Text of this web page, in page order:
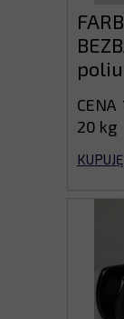
20 kg
KUPUJĘ